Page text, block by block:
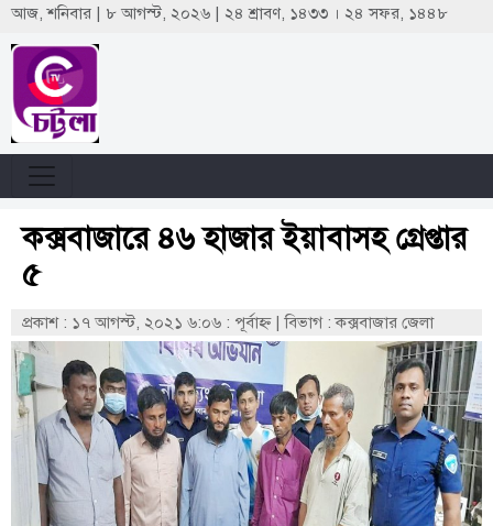
আজ, শনিবার | ৮ আগস্ট, ২০২৬ | ২৪ শ্রাবণ, ১৪৩৩ । ২৪ সফর, ১৪৪৮
কক্সবাজারে ৪৬ হাজার ইয়াবাসহ গ্রেপ্তার
৫
প্রকাশ : ১৭ আগস্ট, ২০২১ ৬:০৬ : পূর্বাহ্ণ |বিভাগ : কক্সবাজার জেলা